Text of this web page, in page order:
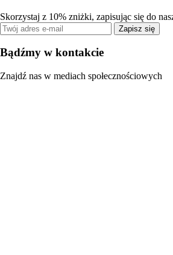
Skorzystaj z 10% zniżki, zapisując się do
Zapisz się
Bądźmy w kontakcie
Znajdź nas w mediach społecznościowych